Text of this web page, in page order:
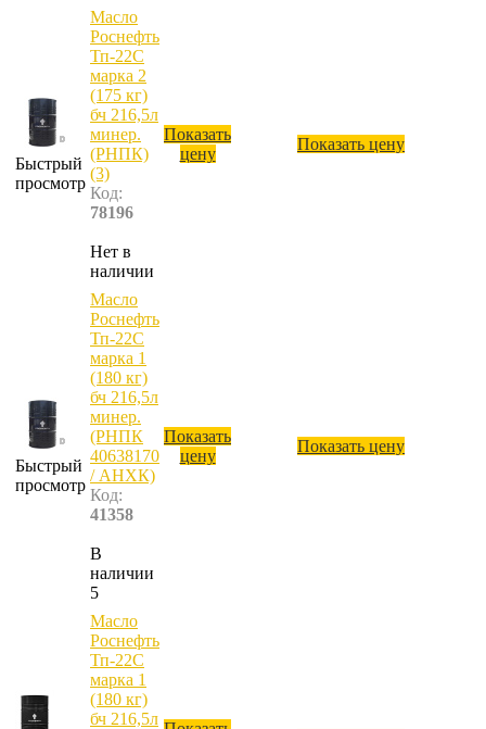
Быстрый
просмотр
Масло
Роснефть
Тп-22С
марка 2
(175 кг)
бч 216,5л
минер.
(РНПК)
(3)
Код:
78196
Нет в
наличии
Показать
цену
Показать цену
Быстрый
просмотр
Масло
Роснефть
Тп-22С
марка 1
(180 кг)
бч 216,5л
минер.
(РНПК
40638170
/ АНХК)
Код:
41358
В
наличии
5
Показать
цену
Показать цену
Масло
Роснефть
Тп-22С
марка 1
(180 кг)
бч 216,5л